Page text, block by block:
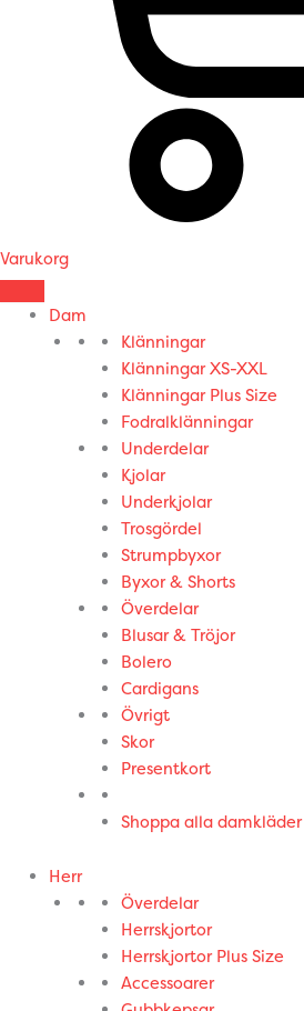
Varukorg
Dam
Klänningar
Klänningar XS-XXL
Klänningar Plus Size
Fodralklänningar
Underdelar
Kjolar
Underkjolar
Trosgördel
Strumpbyxor
Byxor & Shorts
Överdelar
Blusar & Tröjor
Bolero
Cardigans
Övrigt
Skor
Presentkort
Shoppa alla damkläder
Herr
Överdelar
Herrskjortor
Herrskjortor Plus Size
Accessoarer